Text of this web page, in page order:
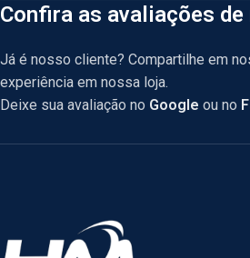
Confira as avaliações
Já é nosso cliente? Compartilhe em
experiência em nossa loja.
Deixe sua avaliação no Google ou no